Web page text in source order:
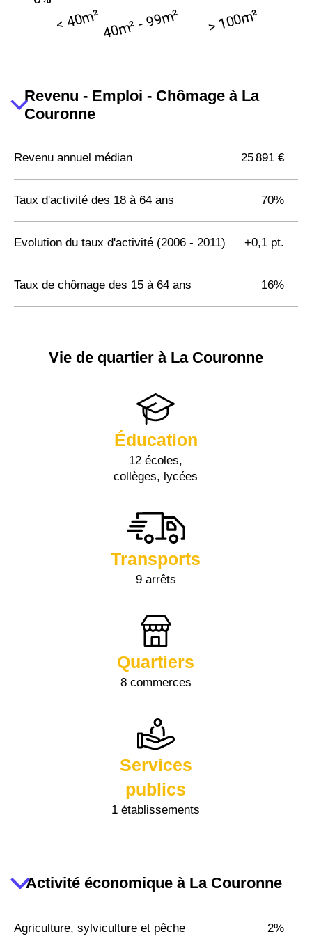
Revenu - Emploi - Chômage à La
Couronne
Revenu annuel médian 25 891 €
Taux d'activité des 18 à 64 ans 70%
Evolution du taux d'activité (2006 - 2011) +0,1 pt.
Taux de chômage des 15 à 64 ans 16%
Vie de quartier à La Couronne
Éducation
12 écoles,
collèges, lycées
Transports
9 arrêts
Quartiers
8 commerces
Services
publics
1 établissements
Activité économique à La Couronne
Agriculture, sylviculture et pêche 2%